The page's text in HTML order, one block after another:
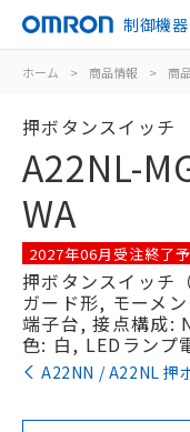
制御機器
ホーム > 商品情報 > 商
押ボタンスイッチ
A22NL-
WA
2027年06月受注終了
押ボタンスイッチ
ガード形, モーメ
端子台, 接点構成:
色: 白, LEDランプ
A22NN / A22NL 押